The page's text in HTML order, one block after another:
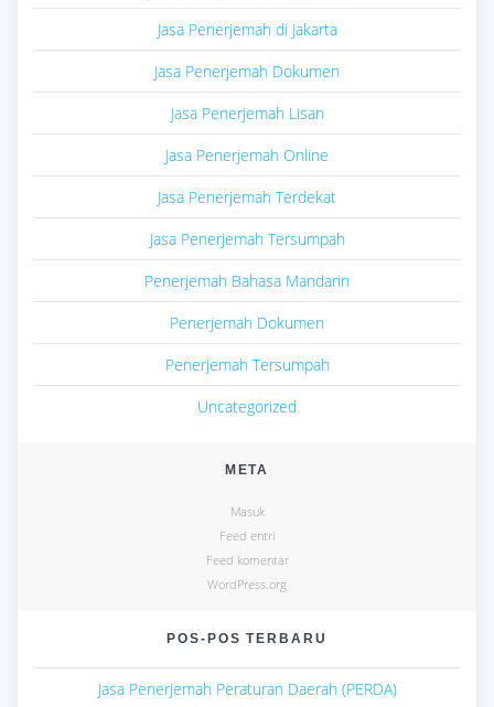
Jasa Penerjemah di Jakarta
Jasa Penerjemah Dokumen
Jasa Penerjemah Lisan
Jasa Penerjemah Online
Jasa Penerjemah Terdekat
Jasa Penerjemah Tersumpah
Penerjemah Bahasa Mandarin
Penerjemah Dokumen
Penerjemah Tersumpah
Uncategorized
META
Masuk
Feed entri
Feed komentar
WordPress.org
POS-POS TERBARU
Jasa Penerjemah Peraturan Daerah (PERDA)